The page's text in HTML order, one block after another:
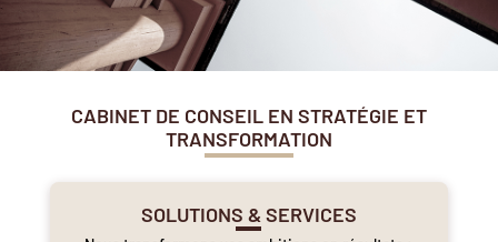
CABINET DE CONSEIL EN STRATÉGIE ET
TRANSFORMATION
SOLUTIONS & SERVICES